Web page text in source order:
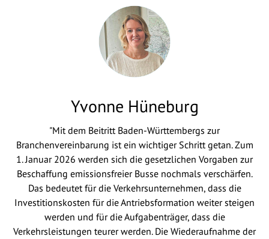
Yvonne Hüneburg
"Mit dem Beitritt Baden-Württembergs zur
Branchenvereinbarung ist ein wichtiger Schritt getan. Zum
1. Januar 2026 werden sich die gesetzlichen Vorgaben zur
Beschaffung emissionsfreier Busse nochmals verschärfen.
Das bedeutet für die Verkehrsunternehmen, dass die
Investitionskosten für die Antriebsformation weiter steigen
werden und für die Aufgabenträger, dass die
Verkehrsleistungen teurer werden. Die Wiederaufnahme der